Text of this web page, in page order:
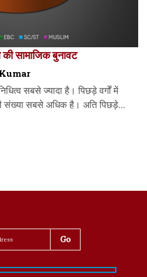
की सामाजिक बुनावट
सबसे ज्यादा है। पिछड़े वर्गों में
संख्या सबसे अधिक है। अति पिछड़े...